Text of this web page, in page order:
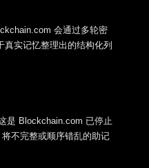
会通过多轮密
实记忆整理出的结构化列
是 Blockchain.com 已停止
不完整或顺序错乱的助记